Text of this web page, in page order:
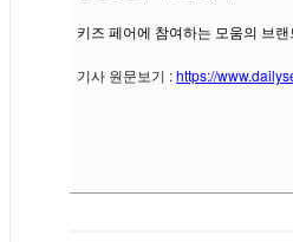
키즈 페어에 참여하는 모움의 브
기사 원문보기 :https://